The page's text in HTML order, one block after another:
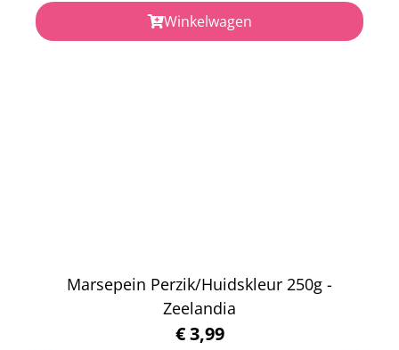
Winkelwagen
Marsepein Perzik/Huidskleur 250g -
Zeelandia
€3,99